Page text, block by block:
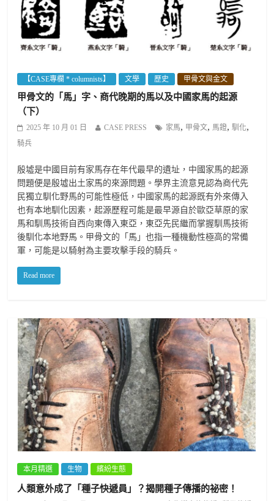
【CASE專欄 * columnists】 文學 歷史 甲骨文與金文
甲骨文的「馬」字、商代晚期的馬以及中國家馬的起源
（下）
2025 年 10 月 01 日 CASE PRESS 家馬, 甲骨文, 馬鐙,馴化,
騎兵
殷墟是中國目前有家馬存在年代最早的遺址，中國家馬的起源
問題便是殷墟出土家馬的來源問題。學界主流意見認為商代先
民獨立馴化野馬的可能性極低，中國家馬的起源既有外來傳入
也有本地馴化因素，起源歷程可能是最早源自於歐亞草原的家
馬和馴馬技術自西向東傳入東亞，東亞先民繼而掌握馴馬技術
後馴化本地野馬。甲骨文的「馬」也指一種機動性極高的常備
軍，可能是以騎射為主要攻擊手段的騎兵。
Read more
本月精選 生物 繽紛生態
人類意外成了「種子快遞員」？揭開種子傳播的祕密！